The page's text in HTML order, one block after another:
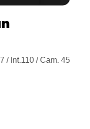
/ Int.110 / Cam. 45